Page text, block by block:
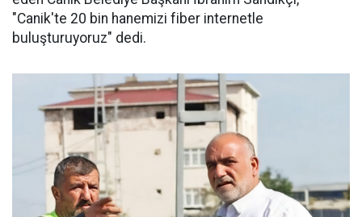
"Canik'te 20 bin hanemizi fiber internetle
buluşturuyoruz" dedi.